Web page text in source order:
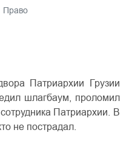
Право
Патриархии Грузии
шлагбаум, проломил
Патриархии. В
не пострадал.